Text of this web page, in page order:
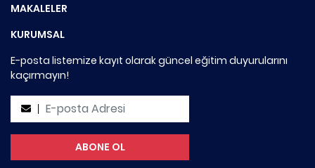
MAKALELER
KURUMSAL
E-posta listemize kayıt olarak güncel eğitim duyurularını
kaçırmayın!